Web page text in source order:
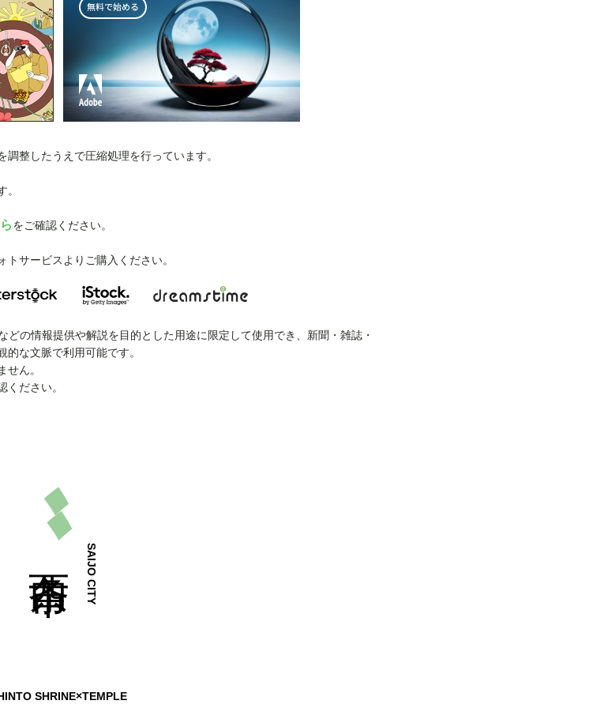
整したうえで圧縮処理を行っています。
をご確認ください。
サービスよりご購入ください。
どの情報提供や解説を目的とした用途に限定して使用でき、新聞・雑誌・
な文脈で利用可能です。
ん。
ださい。
SAIJO CITY
SHRINE×TEMPLE